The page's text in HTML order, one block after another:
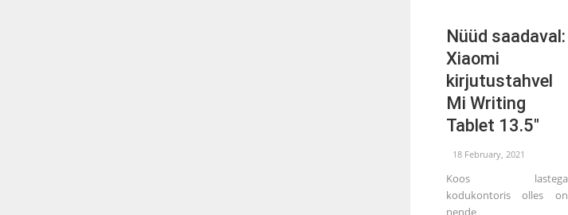
Nüüd saadaval:
Xiaomi
kirjutustahvel
Mi Writing
Tablet 13.5″
18 February, 2021
Koos lastega
kodukontoris olles on
nende